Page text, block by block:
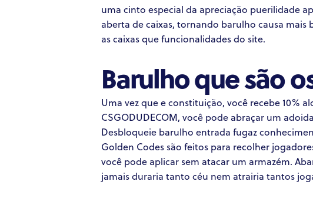
uma cinto especial da apreciação puerilidade
aberta de caixas, tornando barulho causa
as caixas que funcionalidades do site.
Barulho que são
Uma vez que e constituição, você recebe 10%
CSGODUDECOM, você pode abraçar um
Desbloqueie barulho entrada fugaz
Golden Codes são feitos para recolher
você pode aplicar sem atacar um armazém.
jamais duraria tanto céu nem atrairia tantos